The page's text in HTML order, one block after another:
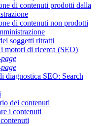
di contenuti prodotti dalla
di contenuti non prodotti
soggetti ritratti
motori di ricerca (SEO)
diagnostica SEO: Search
dei contenuti
i contenuti